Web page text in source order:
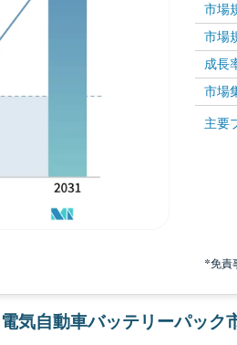
市場
市場
成長
市場
主要
*免責
画像
Mordor Intelligence。再利用にはCC BY 4.0の表
気自動車バッテリーパック